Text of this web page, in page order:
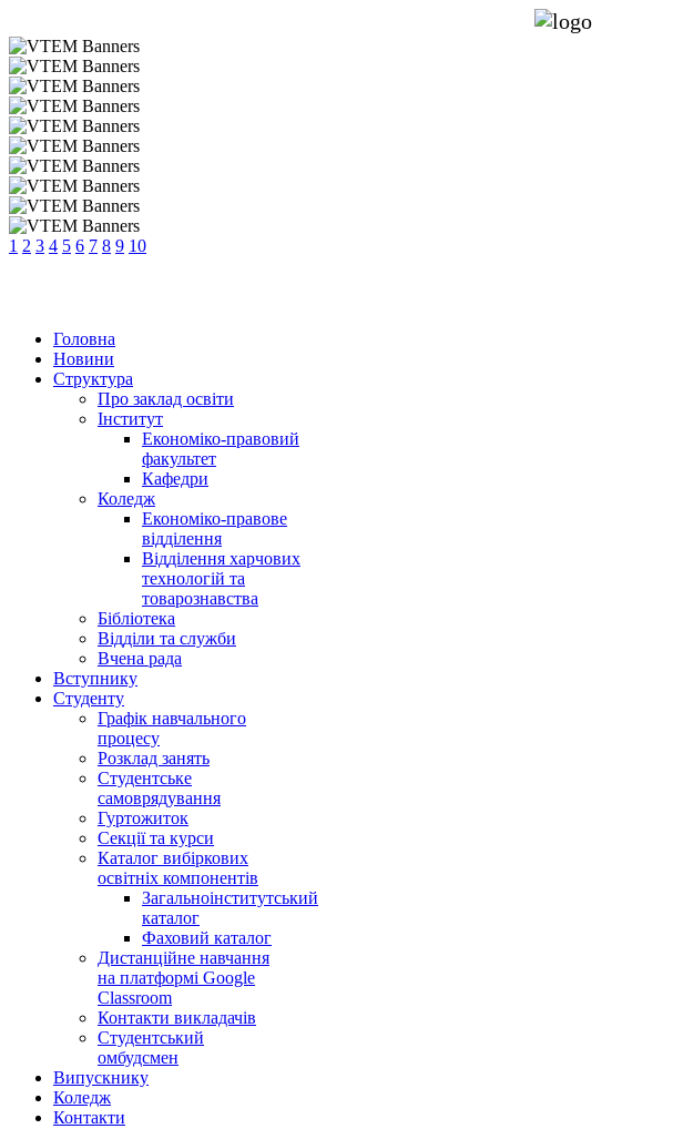
1 2 3 4 5 6 7 8 9 10
Головна
Новини
Структура
Про заклад освіти
Інститут
Економіко-правовий
факультет
Кафедри
Коледж
Економіко-правове
відділення
Відділення харчових
технологій та
товарознавства
Бібліотека
Відділи та служби
Вчена рада
Вступнику
Студенту
Графік навчального
процесу
Розклад занять
Студентське
самоврядування
Гуртожиток
Секції та курси
Каталог вибіркових
освітніх компонентів
Загальноінститутський
каталог
Фаховий каталог
Дистанційне навчання
на платформі Google
Classroom
Контакти викладачів
Студентський
омбудсмен
Випускнику
Коледж
Контакти